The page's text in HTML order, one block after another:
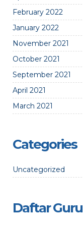
February 2022
January 2022
November 2021
October 2021
September 2021
April 2021
March 2021
Categories
Uncategorized
Daftar Guru